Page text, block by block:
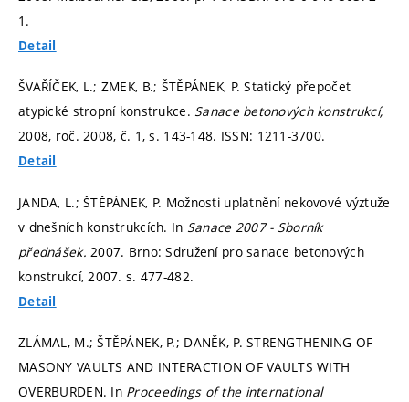
1.
Detail
ŠVAŘÍČEK, L.; ZMEK, B.; ŠTĚPÁNEK, P. Statický přepočet
atypické stropní konstrukce. Sanace betonových konstrukcí,
2008, roč. 2008, č. 1,s. 143-148. ISSN: 1211-3700.
Detail
JANDA, L.; ŠTĚPÁNEK, P. Možnosti uplatnění nekovové výztuže
v dnešních konstrukcích. In Sanace 2007 - Sborník
přednášek. 2007. Brno: Sdružení pro sanace betonových
konstrukcí, 2007.s. 477-482.
Detail
ZLÁMAL, M.; ŠTĚPÁNEK, P.; DANĚK, P. STRENGTHENING OF
MASONY VAULTS AND INTERACTION OF VAULTS WITH
OVERBURDEN. In Proceedings of the international